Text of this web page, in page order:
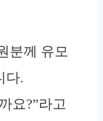
분께 유모
다.
요?”라고